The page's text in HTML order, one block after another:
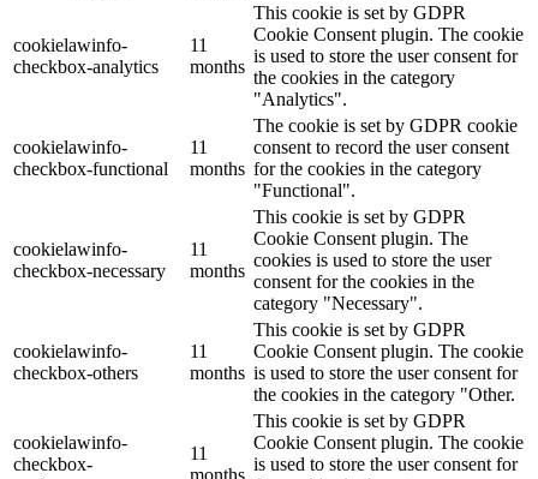
cookielawinfo-
checkbox-analytics
11
months
This cookie is set by GDPR
Cookie Consent plugin. The cookie
is used to store the user consent for
the cookies in the category
"Analytics".
cookielawinfo-
checkbox-functional
11
months
The cookie is set by GDPR cookie
consent to record the user consent
for the cookies in the category
"Functional".
cookielawinfo-
checkbox-necessary
11
months
This cookie is set by GDPR
Cookie Consent plugin. The
cookies is used to store the user
consent for the cookies in the
category "Necessary".
cookielawinfo-
checkbox-others
11
months
This cookie is set by GDPR
Cookie Consent plugin. The cookie
is used to store the user consent for
the cookies in the category "Other.
cookielawinfo-
checkbox-
11
months
This cookie is set by GDPR
Cookie Consent plugin. The cookie
is used to store the user consent for